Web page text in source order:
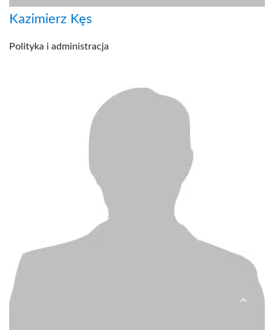
Kazimierz Kęs
Polityka i administracja